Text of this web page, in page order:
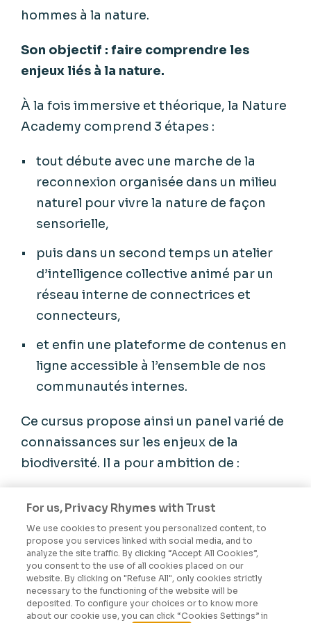
hommes à la nature.
Son objectif : faire comprendre les
enjeux liés à la nature.
À la fois immersive et théorique, la Nature
Academy comprend 3 étapes :
tout débute avec une marche de la
reconnexion organisée dans un milieu
naturel pour vivre la nature de façon
sensorielle,
puis dans un second temps un atelier
d’intelligence collective animé par un
réseau interne de connectrices et
connecteurs,
et enfin une plateforme de contenus en
ligne accessible à l’ensemble de nos
communautés internes.
Ce cursus propose ainsi un panel varié de
connaissances sur les enjeux de la
biodiversité. Il a pour ambition de :
permettre à nos collaborateurs
d'incarner un rôle d'ambassadeurs et
de porte-parole aux concepts de
reconnexion à la nature;
For us, Privacy Rhymes with Trust
We use cookies to present you personalized content, to
propose you services linked with social media, and to
analyze the site traffic. By clicking “Accept All Cookies”,
you consent to the use of all cookies placed on our
website. By clicking on "Refuse All", only cookies strictly
necessary to the functioning of the website will be
deposited. To configure your choices or to know more
about our cookie use, you can click “Cookies Settings” in